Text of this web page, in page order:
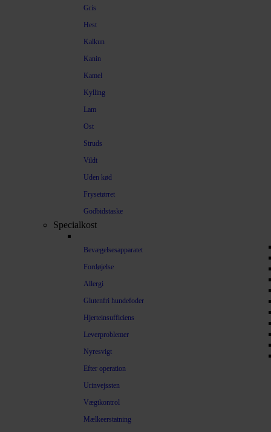
Gris
Hest
Kalkun
Kanin
Kamel
Kylling
Lam
Ost
Struds
Vildt
Uden kød
Frysetørret
Godbidstaske
Specialkost
Bevægelsesapparatet
Fordøjelse
Allergi
Glutenfri hundefoder
Hjerteinsufficiens
Leverproblemer
Nyresvigt
Efter operation
Urinvejssten
Vægtkontrol
Mælkeerstatning